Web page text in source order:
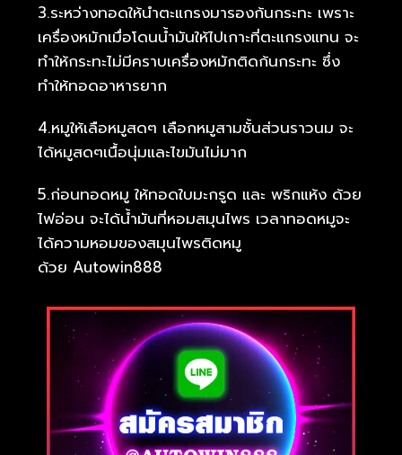
3.ระหว่างทอดให้นำตะแกรงมารองก้นกระทะ เพราะ
เครื่องหมักเมื่อโดนน้ำมันให้ไปเกาะที่ตะแกรงแทน จะ
ทำให้กระทะไม่มีคราบเครื่องหมักติดก้นกระทะ ซึ่ง
ทำให้ทอดอาหารยาก
4.หมูให้เลือหมูสดๆ เลือกหมูสามชั้นส่วนราวนม จะ
ได้หมูสดๆเนื้อนุ่มและไขมันไม่มาก
5.ก่อนทอดหมู ให้ทอดใบมะกรูด และ พริกแห้ง ด้วย
ไฟอ่อน จะได้น้ำมันที่หอมสมุนไพร เวลาทอดหมูจะ
ได้ความหอมของสมุนไพรติดหมู
ด้วย Autowin888